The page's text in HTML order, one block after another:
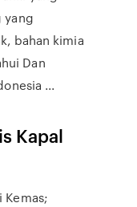
yang
bahan kimia
Dan
...
Kapal
Kemas;